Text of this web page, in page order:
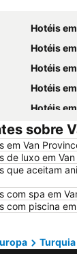
Hotéis
Hotéis
Hotéis
Hotéis
Hotéis
Hotéis
Hotéis em
Hotéis em
Hotéis
Hotéis
Hotéis
sobre
em Van
de luxo em
que aceitam
com spa em
com piscina
Turquia